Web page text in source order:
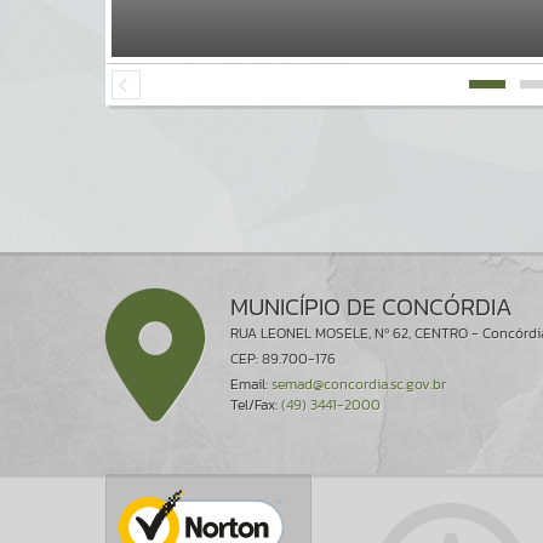
MUNICÍPIO DE CONCÓRDIA
RUA LEONEL MOSELE, Nº 62, CENTRO -
CEP: 89.700-176
Email:semad@concordia.sc.gov.br
Tel/Fax:(49) 3441-2000